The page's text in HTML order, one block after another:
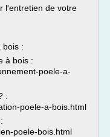
l'entretien de votre
bois :
à bois :
poele-a-
:
poele-a-bois.html
poele-bois.html